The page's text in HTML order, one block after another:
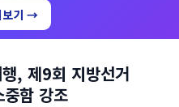
보기 →
, 제9회 지방선거
함 강조